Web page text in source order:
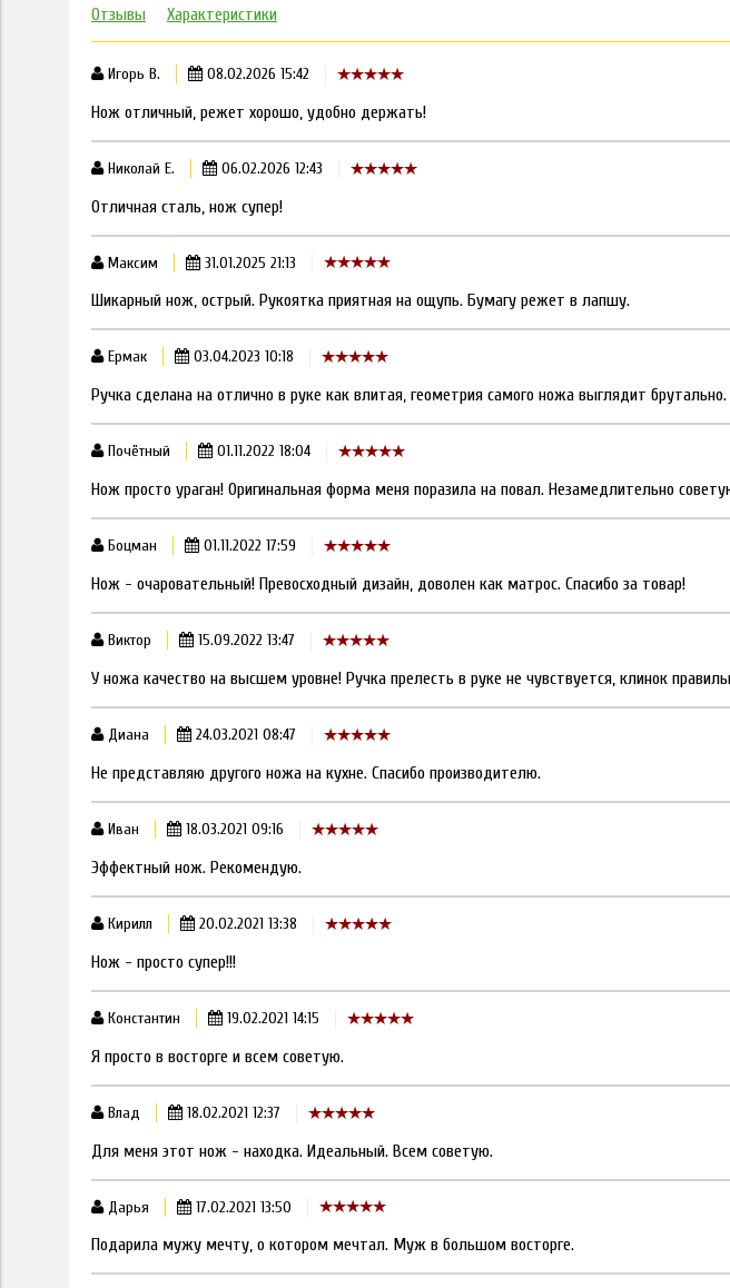
Отзывы Характеристики
Игорь В. 08.02.2026 15:42
Нож отличный, режет хорошо, удобно держать!
Николай Е. 06.02.2026 12:43
Отличная сталь, нож супер!
Максим 31.01.2025 21:13
Шикарный нож, острый. Рукоятка приятная на ощупь. Бумагу режет в лапшу.
Ермак 03.04.2023 10:18
Ручка сделана на отлично в руке как влитая, геометрия самого ножа выглядит
Почётный 01.11.2022 18:04
Нож просто ураган! Оригинальная форма меня поразила на повал. Незамедлительно
Боцман 01.11.2022 17:59
Нож - очаровательный! Превосходный дизайн, доволен как матрос. Спасибо за товар!
Виктор 15.09.2022 13:47
У ножа качество на высшем уровне! Ручка прелесть в руке не чувствуется, клинок
Диана 24.03.2021 08:47
Не представляю другого ножа на кухне. Спасибо производителю.
Иван 18.03.2021 09:16
Эффектный нож. Рекомендую.
Кирилл 20.02.2021 13:38
Нож - просто супер!!!
Константин 19.02.2021 14:15
Я просто в восторге и всем советую.
Влад 18.02.2021 12:37
Для меня этот нож - находка. Идеальный. Всем советую.
Дарья 17.02.2021 13:50
Подарила мужу мечту, о котором мечтал. Муж в большом восторге.